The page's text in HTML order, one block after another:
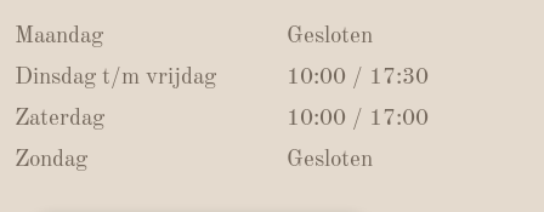
Maandag
Gesloten
Dinsdag t/m vrijdag
10:00 / 17:30
Zaterdag
10:00 / 17:00
Zondag
Gesloten